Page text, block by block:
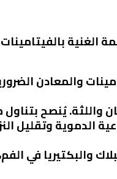
الغنية
والمعادن
يُنصح بتناول
والبكتيريا في